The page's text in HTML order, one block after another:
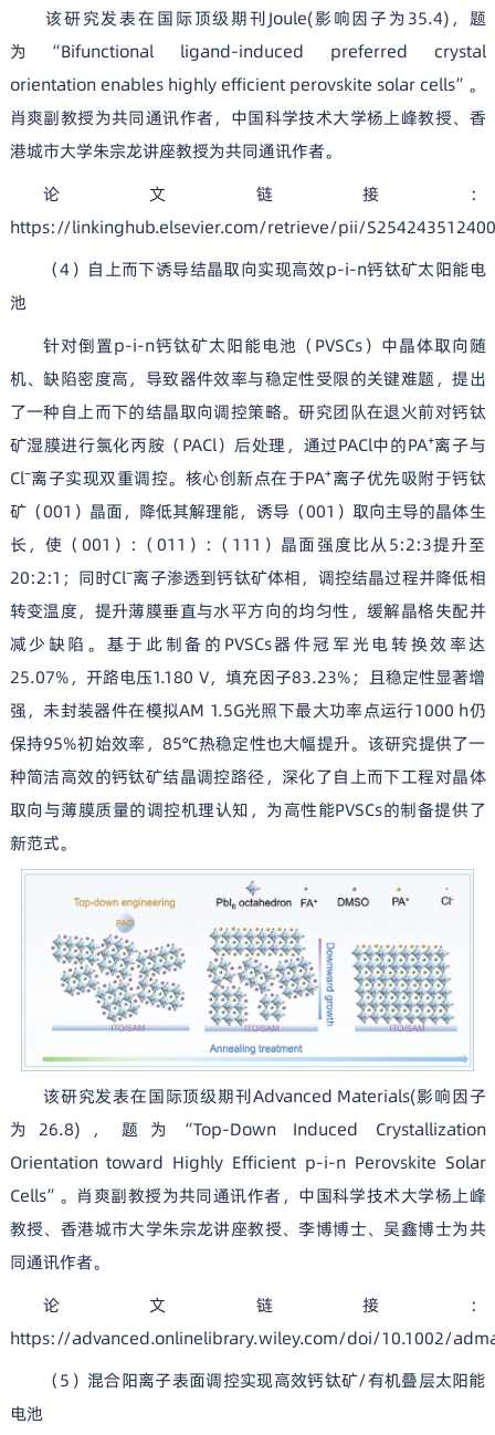
该研究发表在国际顶级期刊Joule(影响因子为35.4)，题
为“Bifunctional ligand-induced preferred crystal
orientation enables highly efficient perovskite solar cells”。
肖爽副教授为共同通讯作者，中国科学技术大学杨上峰教授、香
港城市大学朱宗龙讲座教授为共同通讯作者。
论文链接：
https://linkinghub.elsevier.com/retrieve/pii/
（4）自上而下诱导结晶取向实现高效p-i-n钙钛矿太阳能电
池
针对倒置p-i-n钙钛矿太阳能电池（PVSCs）中晶体取向随
机、缺陷密度高，导致器件效率与稳定性受限的关键难题，提出
了一种自上而下的结晶取向调控策略。研究团队在退火前对钙钛
矿湿膜进行氯化丙胺（PACl）后处理，通过PACl中的PA⁺离子与
Cl⁻离子实现双重调控。核心创新点在于PA⁺离子优先吸附于钙钛
矿（001）晶面，降低其解理能，诱导（001）取向主导的晶体生
长，使（001）:（011）:（111）晶面强度比从5:2:3提升至
20:2:1；同时Cl⁻离子渗透到钙钛矿体相，调控结晶过程并降低相
转变温度，提升薄膜垂直与水平方向的均匀性，缓解晶格失配并
减少缺陷。基于此制备的PVSCs器件冠军光电转换效率达
25.07%，开路电压1.180 V，填充因子83.23%；且稳定性显著增
强，未封装器件在模拟AM 1.5G光照下最大功率点运行1000 h仍
保持95%初始效率，85℃热稳定性也大幅提升。该研究提供了一
种简洁高效的钙钛矿结晶调控路径，深化了自上而下工程对晶体
取向与薄膜质量的调控机理认知，为高性能PVSCs的制备提供了
新范式。
该研究发表在国际顶级期刊Advanced Materials(影响因子
为26.8)，题为“Top-Down Induced Crystallization
Orientation toward Highly Efficient p-i-n Perovskite Solar
Cells”。肖爽副教授为共同通讯作者，中国科学技术大学杨上峰
教授、香港城市大学朱宗龙讲座教授、李博博士、吴鑫博士为共
同通讯作者。
论文链接：
https://advanced.onlinelibrary.wiley.com/doi/10.1002/
（5）混合阳离子表面调控实现高效钙钛矿/有机叠层太阳能
电池